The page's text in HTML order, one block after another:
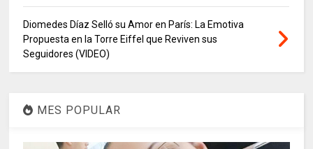
Diomedes Díaz Selló su Amor en París: La Emotiva
Propuesta en la Torre Eiffel que Reviven sus
Seguidores (VIDEO)
MES POPULAR